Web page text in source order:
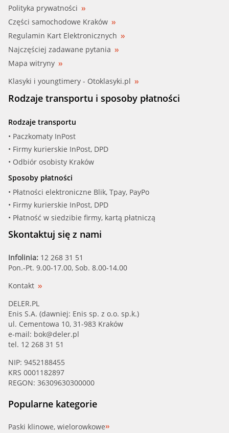
Polityka prywatności
Części samochodowe Kraków
Regulamin Kart Elektronicznych
Najczęściej zadawane pytania
Mapa witryny
Klasyki i youngtimery - Otoklasyki.pl
Rodzaje transportu i sposoby płatności
Rodzaje transportu
• Paczkomaty InPost
• Firmy kurierskie InPost, DPD
• Odbiór osobisty Kraków
Sposoby płatności
• Płatności elektroniczne Blik, Tpay, PayPo
• Firmy kurierskie InPost, DPD
• Płatność w siedzibie firmy, kartą płatniczą
Skontaktuj się z nami
Infolinia: 12 268 31 51
Pon.-Pt. 9.00-17.00, Sob. 8.00-14.00
Kontakt
DELER.PL
Enis S.A. (dawniej: Enis sp. z o.o. sp.k.)
ul. Cementowa 10, 31-983 Kraków
e-mail: bok@deler.pl
tel. 12 268 31 51
NIP: 9452188455
KRS 0001182897
REGON: 36309630300000
Popularne kategorie
Paski klinowe, wielorowkowe